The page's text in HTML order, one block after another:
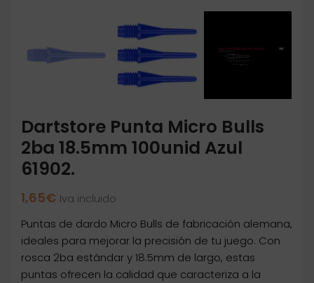
Dartstore Punta Micro Bulls
2ba 18.5mm 100unid Azul
61902.
1,65€ Iva incluido
Puntas de dardo Micro Bulls de fabricación alemana,
ideales para mejorar la precisión de tu juego. Con
rosca 2ba estándar y 18.5mm de largo, estas
puntas ofrecen la calidad que caracteriza a la